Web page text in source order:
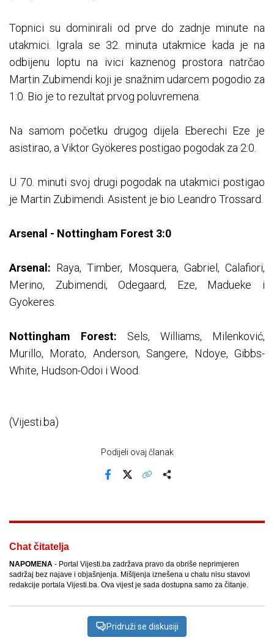
Topnici su dominirali od prve do zadnje minute na
utakmici. Igrala se 32. minuta utakmice kada je na
odbijenu loptu na ivici kaznenog prostora natrčao
Martin Zubimendi koji je snažnim udarcem pogodio za
1:0. Bio je to rezultat prvog poluvremena.
Na samom početku drugog dijela Eberechi Eze je
asistirao, a Viktor Gyökeres postigao pogodak za 2:0.
U 70. minuti svoj drugi pogodak na utakmici postigao
je Martin Zubimendi. Asistent je bio Leandro Trossard.
Arsenal - Nottingham Forest 3:0
Arsenal: Raya, Timber, Mosquera, Gabriel, Calafiori,
Merino, Zubimendi, Odegaard, Eze, Madueke i
Gyokeres.
Nottingham Forest: Sels, Williams, Milenković,
Murillo, Morato, Anderson, Sangere, Ndoye, Gibbs-
White, Hudson-Odoi i Wood.
(Vijesti.ba)
Podijeli ovaj članak
Chat čitatelja
NAPOMENA - Portal Vijesti.ba zadržava pravo da obriše neprimjeren
sadržaj bez najave i objašnjenja. Mišljenja iznešena u chatu nisu stavovi
redakcije portala Vijesti.ba. Ova vijest je sada dostupna samo za čitanje.
Pridruži se diskusiji